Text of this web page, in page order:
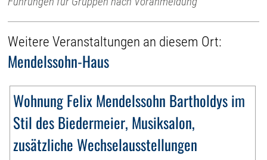
Weitere Veranstaltungen an diesem Ort:
Mendelssohn-Haus
Wohnung Felix Mendelssohn Bartholdys im
Stil des Biedermeier, Musiksalon,
zusätzliche Wechselausstellungen